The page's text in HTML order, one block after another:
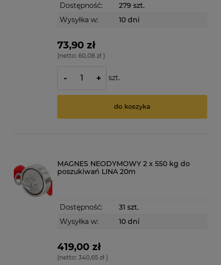
Dostępność:
279 szt.
Wysyłka w:
10 dni
73,90 zł
(netto:60,08 zł )
- + szt.
do koszyka
MAGNES NEODYMOWY 2 x 550 kg do
poszukiwań LINA 20m
Dostępność:
31 szt.
Wysyłka w:
10 dni
419,00 zł
(netto:340,65 zł )